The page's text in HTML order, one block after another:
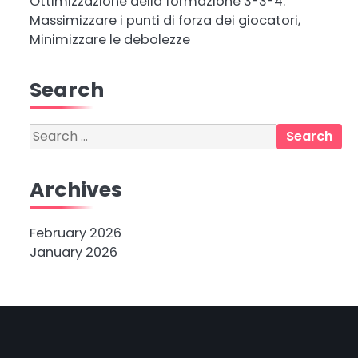
Massimizzare i punti di forza dei giocatori,
Minimizzare le debolezze
Search
Search
for:
Archives
February 2026
January 2026